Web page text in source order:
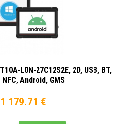
L0N-27C12S2E, 2D, USB, BT,
NFC, Android, GMS
1 179.71 €